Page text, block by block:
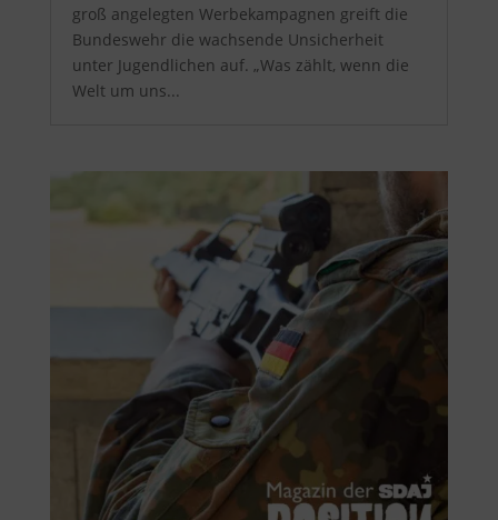
groß angelegten Werbekampagnen greift die
Bundeswehr die wachsende Unsicherheit
unter Jugendlichen auf. „Was zählt, wenn die
Welt um uns...